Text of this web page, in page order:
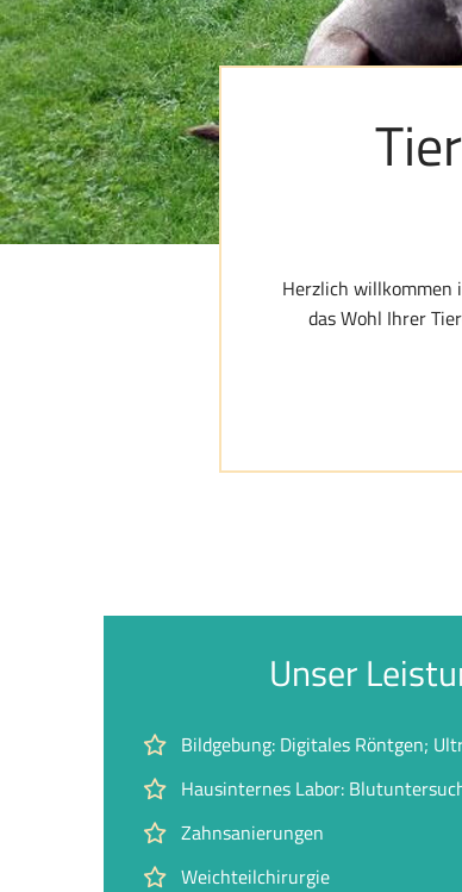
Herzlich willkommen
das Wohl Ihrer
Unser
Bildgebung: Digitales Röntgen;
Hausinternes Labor:
Zahnsanierungen
Weichteilchirurgie